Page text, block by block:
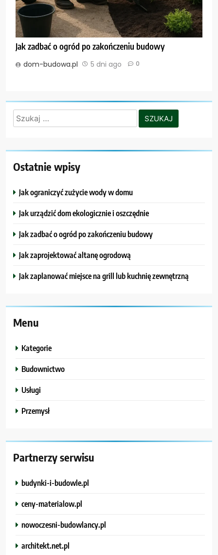
Jak zadbać o ogród po zakończeniu budowy
dom-budowa.pl 5 dni ago 0
Szukaj:
Ostatnie wpisy
Jak ograniczyć zużycie wody w domu
Jak urządzić dom ekologicznie i oszczędnie
Jak zadbać o ogród po zakończeniu budowy
Jak zaprojektować altanę ogrodową
Jak zaplanować miejsce na grill lub kuchnię zewnętrzną
Menu
Kategorie
Budownictwo
Usługi
Przemysł
Partnerzy serwisu
budynki-i-budowle.pl
ceny-materialow.pl
nowoczesni-budowlancy.pl
architekt.net.pl